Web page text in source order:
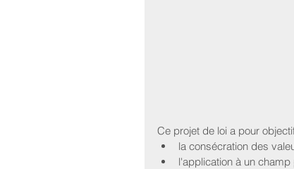
Ce projet de loi a pour
la consécration des
l'application à un